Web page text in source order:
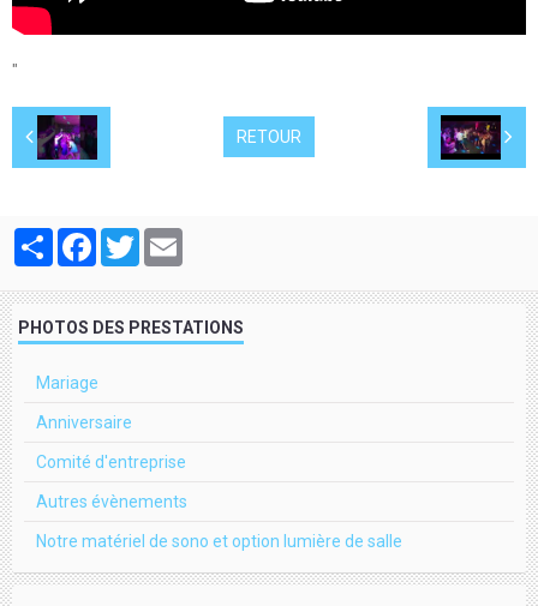
"
RETOUR
PartagerFacebook
Twitter
PHOTOS DES PRESTATIONS
Mariage
Anniversaire
Comité d'entreprise
Autres évènements
Notre matériel de sono et option lumière de salle